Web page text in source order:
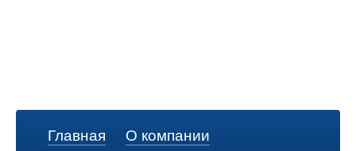
Главная
О компании